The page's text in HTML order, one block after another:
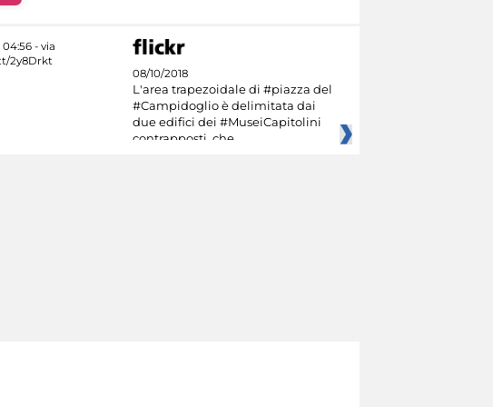
08/10/2018
L'area trapezoidale di #piazza del
#Campidoglio è delimitata dai
due edifici dei #MuseiCapitolini
contrapposti, che